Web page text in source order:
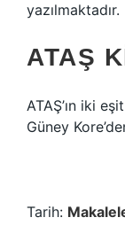
yazılmaktadır.
ATAŞ
ATAŞ’ın iki
Güney
Tarih: